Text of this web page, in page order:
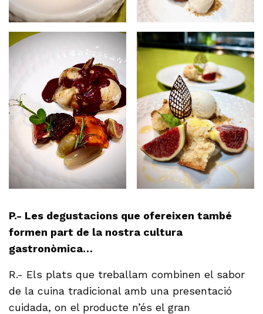
P.- Les degustacions que ofereixen també
formen part de la nostra cultura
gastronòmica…
R.- Els plats que treballam combinen el sabor
de la cuina tradicional amb una presentació
cuidada, on el producte n’és el gran